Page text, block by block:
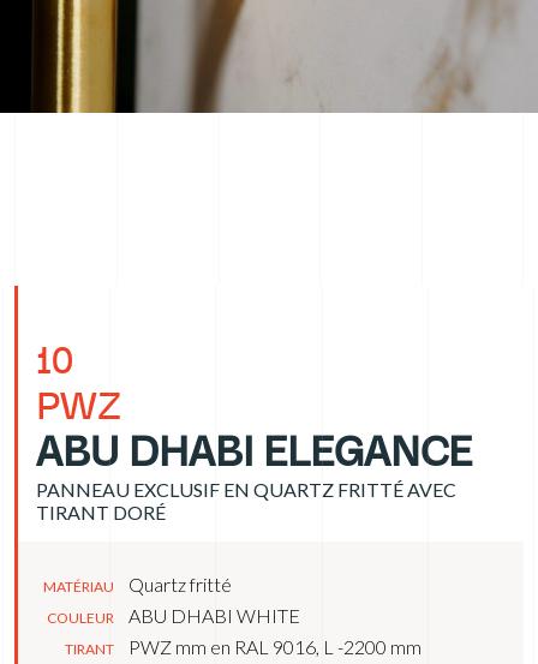
10
PWZ
ABU DHABI ELEGANCE
PANNEAU EXCLUSIF EN QUARTZ FRITTÉ AVEC
TIRANT DORÉ
MATÉRIAU Quartz fritté
COULEUR ABU DHABI WHITE
TIRANT PWZ mm en RAL 9016, L -2200 mm